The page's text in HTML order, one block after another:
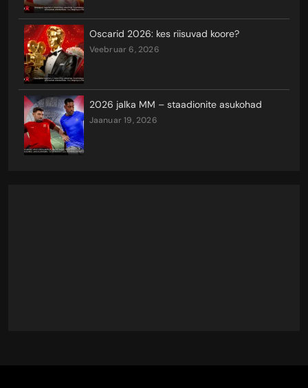
Oscarid 2026: kes riisuvad koore?
veebruar 6, 2026
2026 jalka MM – staadionite asukohad
jaanuar 19, 2026